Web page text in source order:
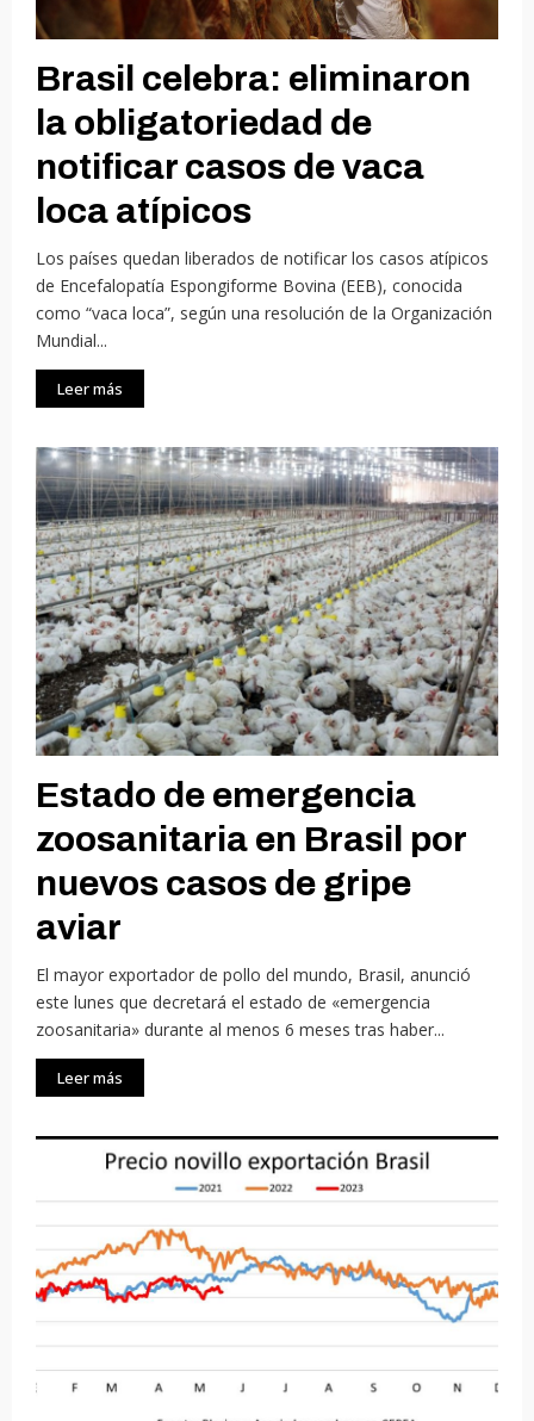
Brasil celebra: eliminaron
la obligatoriedad de
notificar casos de vaca
loca atípicos
Los países quedan liberados de notificar los casos atípicos
de Encefalopatía Espongiforme Bovina (EEB), conocida
como “vaca loca”, según una resolución de la Organización
Mundial...
Leer más
Estado de emergencia
zoosanitaria en Brasil por
nuevos casos de gripe
aviar
El mayor exportador de pollo del mundo, Brasil, anunció
este lunes que decretará el estado de «emergencia
zoosanitaria» durante al menos 6 meses tras haber...
Leer más